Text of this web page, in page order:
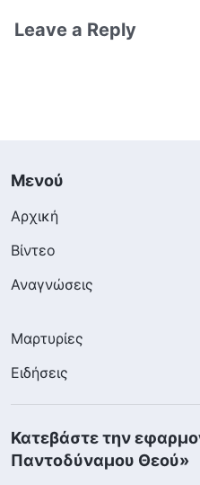
Leave a Reply
Μενού
Αρχική
Βίντεο
Αναγνώσεις
Μαρτυρίες
Ειδήσεις
Κατεβάστε την
Παντοδύναμου Θεού»